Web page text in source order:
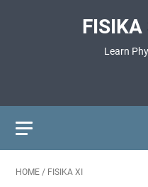
FISIKA
Learn
HOME / FISIKA XI